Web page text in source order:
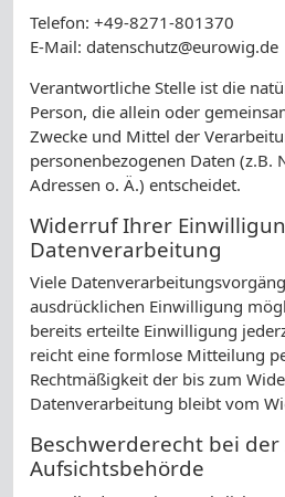
Telefon: +49-8271-801370
E-Mail: datenschutz@eurowig.de
Verantwortliche Stelle ist die
Person, die allein oder
Zwecke und Mittel der
personenbezogenen Daten (z.B.
Adressen o. Ä.) entscheidet.
Widerruf Ihrer
Datenverarbeitung
Viele
ausdrücklichen Einwilligung
bereits erteilte Einwilligung
reicht eine formlose Mitteilung
Rechtmäßigkeit der bis zum
Datenverarbeitung bleibt vom
Beschwerderecht bei
Aufsichtsbehörde